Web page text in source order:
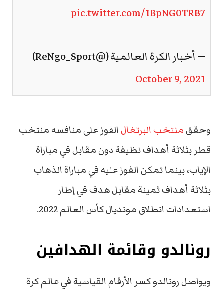
pic.twitter.com/1BpNG0TRB7
— أخبار الكرة العالمية (@ReNgo_Sport)
October 9, 2021
وحققمنتخب البرتغالالفوز على منافسه منتخب
قطر بثلاثة أهداف نظيفة دون مقابل في مباراة
الإياب، بينما تمكن الفوز عليه في مباراة الذهاب
بثلاثة أهداف ثمينة مقابل هدف في إطار
استعدادات انطلاق مونديال كأس العالم 2022.
رونالدو وقائمة الهدافين
ويواصل رونالدو كسر الأرقام القياسية في عالم كرة